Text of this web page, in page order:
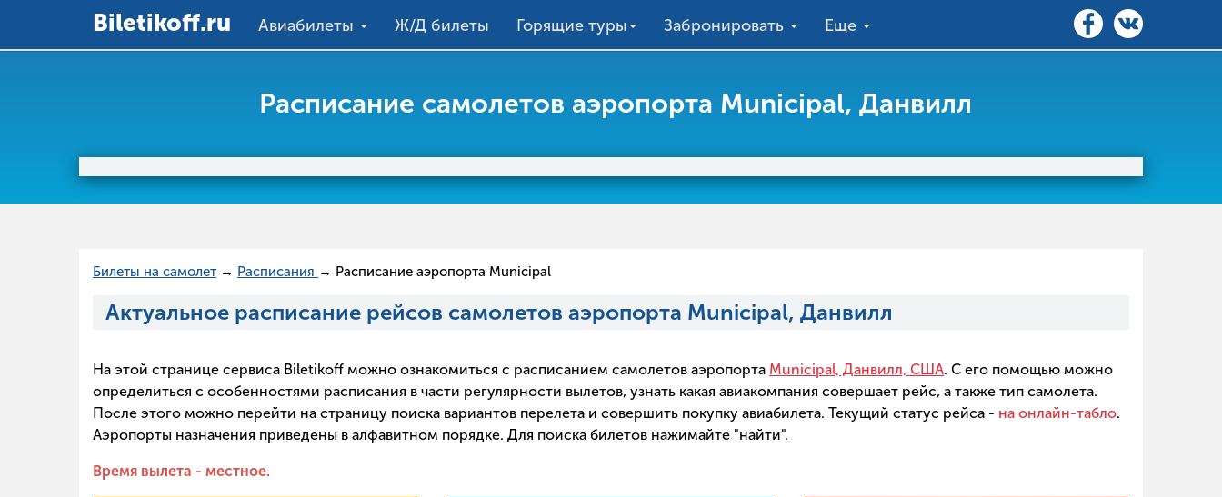
Вiletikoff.ru Авиабилеты Ж/Д билеты Горящие туры Забронировать Еще
Расписание самолетов аэропорта Municipal, Данвилл
Билеты на самолет → Расписания → Расписание аэропорта Municipal
Актуальное расписание рейсов самолетов аэропорта Municipal, Данвилл
На этой странице сервиса Biletikoff можно ознакомиться с расписанием самолетов аэропорта Municipal, Данвилл, США. С его помощью можно
определиться с особенностями расписания в части регулярности вылетов, узнать какая авиакомпания совершает рейс, а также тип самолета.
После этого можно перейти на страницу поиска вариантов перелета и совершить покупку авиабилета. Текущий статус рейса - на онлайн-табло.
Аэропорты назначения приведены в алфавитном порядке. Для поиска билетов нажимайте "найти".
Время вылета - местное.